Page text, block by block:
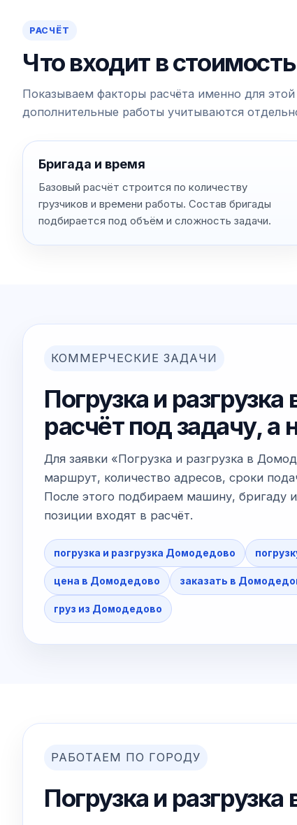
РАСЧЁТ
Что входит в
Показываем факторы расчёта именно для
дополнительные работы учитываются
Бригада и время
Базовый расчёт строится по количеству
грузчиков и времени работы. Состав бригады
подбирается под объём и сложность задачи.
КОММЕРЧЕСКИЕ ЗАДАЧИ
Погрузка и
расчёт под задачу,
Для заявки «Погрузка и разгрузка в
маршрут, количество адресов, сроки
После этого подбираем машину, бригаду
позиции входят в расчёт.
погрузка и разгрузка Домодедово
цена в Домодедово заказать в
груз из Домодедово
РАБОТАЕМ ПО ГОРОДУ
Погрузка и